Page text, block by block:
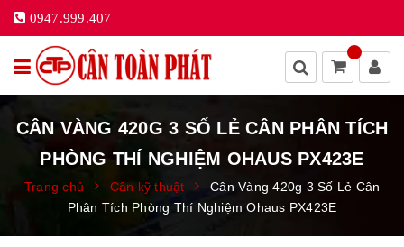
0947.999.407
CÂN VÀNG 420G 3 SỐ LẺ CÂN PHÂN TÍCH
PHÒNG THÍ NGHIỆM OHAUS PX423E
Trang chủ Cân kỹ thuật
Cân Vàng 420g 3 Số Lẻ Cân
Phân Tích Phòng Thí Nghiệm Ohaus PX423E